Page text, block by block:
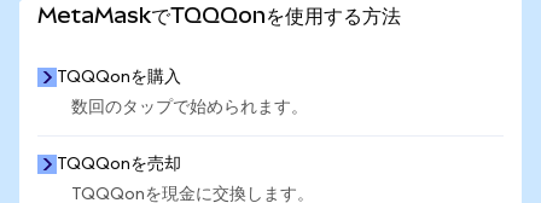
MetaMaskでTQQQonを使用する方法
TQQQonを購入
数回のタップで始められます。
TQQQonを売却
TQQQonを現金に交換します。